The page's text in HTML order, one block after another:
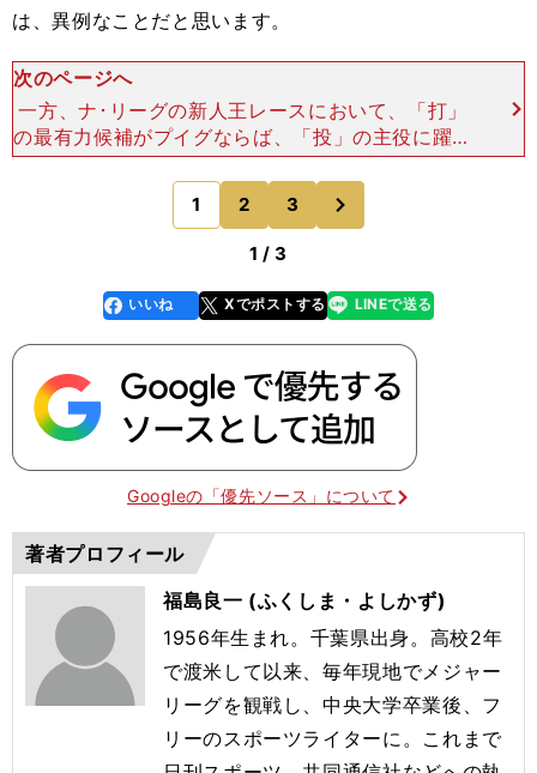
は、異例なことだと思います。
次のページへ
一方、ナ･リーグの新人王レースにおいて、「打」
の最有力候補がプイグならば、「投」の主役に躍り
出たのが、マイアミ･マーリンズに所属するホセ・
フェルナンデスです。奇しくもプイグと同じキュー
バ出身で、年齢は
1 2 3
1 / 3
faceboo
k
いいね Xでポストする
line LINEで送る
Googleの「優先ソース」について
著者プロフィール
福島良一 (ふくしま・よしかず)
1956年生まれ。千葉県出身。高校2年
で渡米して以来、毎年現地でメジャー
リーグを観戦し、中央大学卒業後、フ
リーのスポーツライターに。これまで